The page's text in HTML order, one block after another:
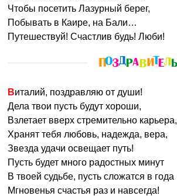
Чтобы посетить Лазурный берег,
Побывать в Каире, на Бали…
Путешествуй! Счастлив будь! Люби!
Виталий, поздравляю от души!
Дела твои пусть будут хороши,
Взлетает вверх стремительно карьера,
Хранят тебя любовь, надежда, вера,
Звезда удачи освещает путь!
Пусть будет много радостных минут
В твоей судьбе, пусть сложатся в года
Мгновенья счастья раз и навсегда!